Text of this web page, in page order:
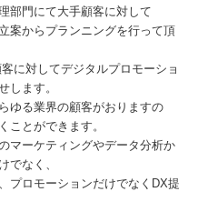
部門にて大手顧客に対して
案からプランニングを行って頂
に対してデジタルプロモーショ
します。
ゆる業界の顧客がおりますの
ことができます。
マーケティングやデータ分析か
でなく、
プロモーションだけでなくDX提